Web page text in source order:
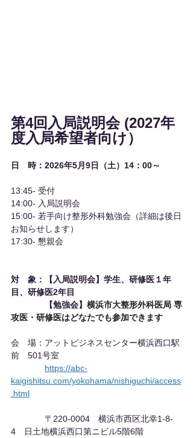
第4回入局説明会 (2027年
度入局希望者向け）
日　時：2026年5月9日（土）14：00～
13:45- 受付
14:00- 入局説明会
15:00- 若手向け整形外科勉強会（詳細は後日
お知らせします）
17:30- 懇親会
対　象：【入局説明会】学生、研修医１年
目、研修医2年目
【勉強会】 横浜市大整形外科医局 専
攻医・研修医はどなたでも参加できます
会　場：アットビジネスセンター横浜西口駅
前　501号室
https://abc-
kaigishitsu.com/yokohama/nishiguchi/access
.html
〒220-0004　横浜市西区北幸1-8-
4　日土地横浜西口第ニビル5階6階